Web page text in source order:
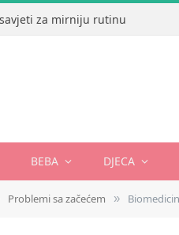
za mirniju rutinu
BEBA DJECA
Problemi sa začećem »